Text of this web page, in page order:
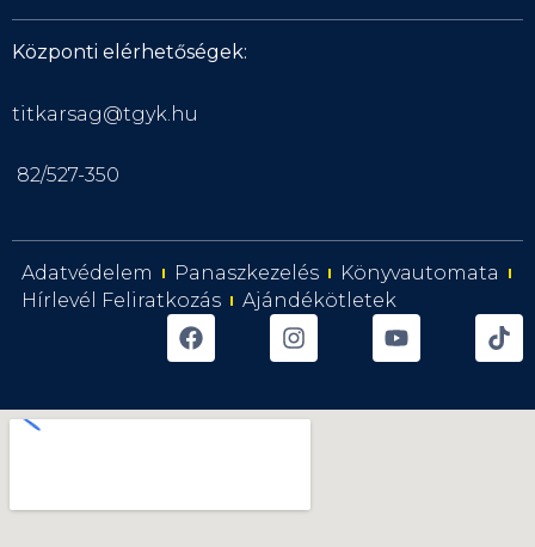
Központi elérhetőségek:
titkarsag@tgyk.hu
82/527-350
Adatvédelem Panaszkezelés
Könyvautomata
Hírlevél Feliratkozás
Ajándékötletek